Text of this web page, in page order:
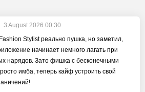
3 August 2026 00:30
Stylist реально пушка, но заметил,
начинает немного лагать при
нарядов. Зато фишка с бесконечными
имба, теперь кайф устроить свой